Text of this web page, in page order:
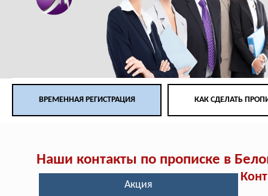
ВРЕМЕННАЯ РЕГИСТРАЦИЯ КАК СДЕЛАТЬ
Наши контакты по прописке в
Акция